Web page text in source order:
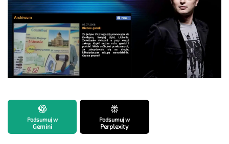
Podsumuj w
Gemini
Podsumuj w
Perplexity